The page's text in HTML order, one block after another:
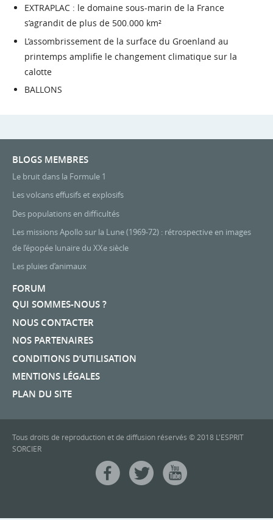
EXTRAPLAC : le domaine sous-marin de la France
s’agrandit de plus de 500.000 km²
L’assombrissement de la surface du Groenland au
printemps amplifie le changement climatique sur la
calotte
BALLONS
BLOGS MEMBRES
Le bruit dans la Formule 1
Les volcans effusifs et explosifs
Des populations en difficultés
Les missions Apollo sur la Lune (1969-72) : rétrospective en images
de l’épopée lunaire du XXe siècle
Les pluies d’animaux
FORUM
QUI SOMMES-NOUS ?
NOUS CONTACTER
NOS PARTENAIRES
CONDITIONS D’UTILISATION
MENTIONS LÉGALES
PLAN DU SITE
Tous droits de reproduction et de diffusion réservés © 2018 L'ESPRIT
SORCIER